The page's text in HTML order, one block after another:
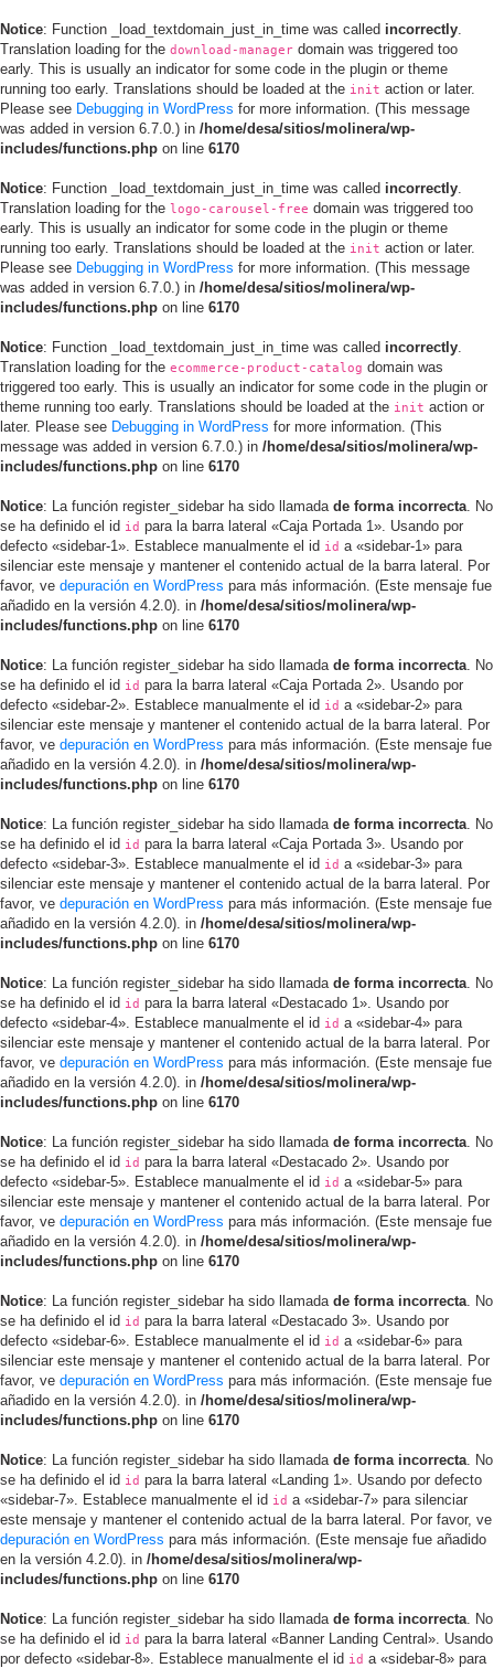
Notice: Function _load_textdomain_just_in_time was called incorrectly.
Translation loading for the download-manager domain was triggered too
early. This is usually an indicator for some code in the plugin or theme
running too early. Translations should be loaded at the init action or later.
Please see Debugging in WordPress for more information. (This message
was added in version 6.7.0.) in /home/desa/sitios/molinera/wp-
includes/functions.php on line 6170
Notice: Function _load_textdomain_just_in_time was called incorrectly.
Translation loading for the logo-carousel-free domain was triggered too
early. This is usually an indicator for some code in the plugin or theme
running too early. Translations should be loaded at the init action or later.
Please see Debugging in WordPress for more information. (This message
was added in version 6.7.0.) in /home/desa/sitios/molinera/wp-
includes/functions.php on line 6170
Notice: Function _load_textdomain_just_in_time was called incorrectly.
Translation loading for the ecommerce-product-catalog domain was
triggered too early. This is usually an indicator for some code in the plugin or
theme running too early. Translations should be loaded at the init action or
later. Please see Debugging in WordPress for more information. (This
message was added in version 6.7.0.) in /home/desa/sitios/molinera/wp-
includes/functions.php on line 6170
Notice: La función register_sidebar ha sido llamada de forma incorrecta. No
se ha definido el id id para la barra lateral «Caja Portada 1». Usando por
defecto «sidebar-1». Establece manualmente el id id a «sidebar-1» para
silenciar este mensaje y mantener el contenido actual de la barra lateral. Por
favor, ve depuración en WordPress para más información. (Este mensaje fue
añadido en la versión 4.2.0). in /home/desa/sitios/molinera/wp-
includes/functions.php on line 6170
Notice: La función register_sidebar ha sido llamada de forma incorrecta. No
se ha definido el id id para la barra lateral «Caja Portada 2». Usando por
defecto «sidebar-2». Establece manualmente el id id a «sidebar-2» para
silenciar este mensaje y mantener el contenido actual de la barra lateral. Por
favor, ve depuración en WordPress para más información. (Este mensaje fue
añadido en la versión 4.2.0). in /home/desa/sitios/molinera/wp-
includes/functions.php on line 6170
Notice: La función register_sidebar ha sido llamada de forma incorrecta. No
se ha definido el id id para la barra lateral «Caja Portada 3». Usando por
defecto «sidebar-3». Establece manualmente el id id a «sidebar-3» para
silenciar este mensaje y mantener el contenido actual de la barra lateral. Por
favor, ve depuración en WordPress para más información. (Este mensaje fue
añadido en la versión 4.2.0). in /home/desa/sitios/molinera/wp-
includes/functions.php on line 6170
Notice: La función register_sidebar ha sido llamada de forma incorrecta. No
se ha definido el id id para la barra lateral «Destacado 1». Usando por
defecto «sidebar-4». Establece manualmente el id id a «sidebar-4» para
silenciar este mensaje y mantener el contenido actual de la barra lateral. Por
favor, ve depuración en WordPress para más información. (Este mensaje fue
añadido en la versión 4.2.0). in /home/desa/sitios/molinera/wp-
includes/functions.php on line 6170
Notice: La función register_sidebar ha sido llamada de forma incorrecta. No
se ha definido el id id para la barra lateral «Destacado 2». Usando por
defecto «sidebar-5». Establece manualmente el id id a «sidebar-5» para
silenciar este mensaje y mantener el contenido actual de la barra lateral. Por
favor, ve depuración en WordPress para más información. (Este mensaje fue
añadido en la versión 4.2.0). in /home/desa/sitios/molinera/wp-
includes/functions.php on line 6170
Notice: La función register_sidebar ha sido llamada de forma incorrecta. No
se ha definido el id id para la barra lateral «Destacado 3». Usando por
defecto «sidebar-6». Establece manualmente el id id a «sidebar-6» para
silenciar este mensaje y mantener el contenido actual de la barra lateral. Por
favor, ve depuración en WordPress para más información. (Este mensaje fue
añadido en la versión 4.2.0). in /home/desa/sitios/molinera/wp-
includes/functions.php on line 6170
Notice: La función register_sidebar ha sido llamada de forma incorrecta. No
se ha definido el id id para la barra lateral «Landing 1». Usando por defecto
«sidebar-7». Establece manualmente el id id a «sidebar-7» para silenciar
este mensaje y mantener el contenido actual de la barra lateral. Por favor, ve
depuración en WordPress para más información. (Este mensaje fue añadido
en la versión 4.2.0). in /home/desa/sitios/molinera/wp-
includes/functions.php on line 6170
Notice: La función register_sidebar ha sido llamada de forma incorrecta. No
se ha definido el id id para la barra lateral «Banner Landing Central». Usando
por defecto «sidebar-8». Establece manualmente el id id a «sidebar-8» para